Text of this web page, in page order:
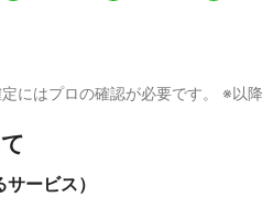
にはプロの確認が必要です。 ※以
ービス）